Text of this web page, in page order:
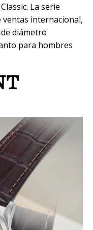
La serie
ventas internacional,
diámetro
para hombres